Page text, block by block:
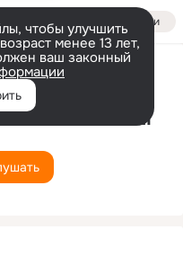
Войти
чтобы улучшить
менее 13 лет,
ваш законный
Anselmi